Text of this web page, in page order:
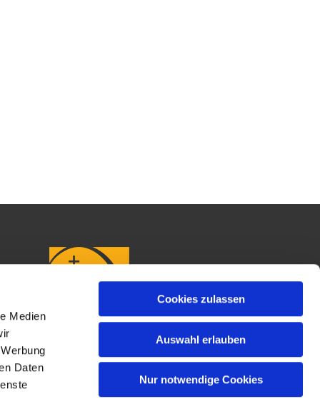
Medien
Daten
Cookies zulassen
Auswahl erlauben
Nur notwendige Cookies